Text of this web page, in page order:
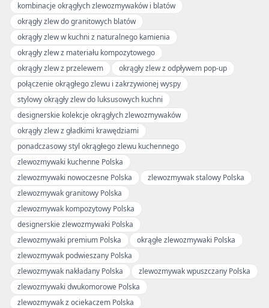
kombinacje okrągłych zlewozmywaków i blatów
okrągły zlew do granitowych blatów
okrągły zlew w kuchni z naturalnego kamienia
okrągły zlew z materiału kompozytowego
okrągły zlew z przelewem
okrągły zlew z odpływem pop-up
połączenie okrągłego zlewu i zakrzywionej wyspy
stylowy okrągły zlew do luksusowych kuchni
designerskie kolekcje okrągłych zlewozmywaków
okrągły zlew z gładkimi krawędziami
ponadczasowy styl okrągłego zlewu kuchennego
zlewozmywaki kuchenne Polska
zlewozmywaki nowoczesne Polska
zlewozmywak stalowy Polska
zlewozmywak granitowy Polska
zlewozmywak kompozytowy Polska
designerskie zlewozmywaki Polska
zlewozmywaki premium Polska
okrągłe zlewozmywaki Polska
zlewozmywak podwieszany Polska
zlewozmywak nakładany Polska
zlewozmywak wpuszczany Polska
zlewozmywaki dwukomorowe Polska
zlewozmywak z ociekaczem Polska